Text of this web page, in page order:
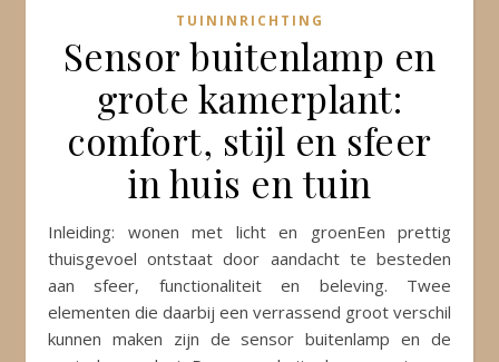
TUININRICHTING
Sensor buitenlamp en
grote kamerplant:
comfort, stijl en sfeer
in huis en tuin
Inleiding: wonen met licht en groenEen prettig
thuisgevoel ontstaat door aandacht te besteden
aan sfeer, functionaliteit en beleving. Twee
elementen die daarbij een verrassend groot verschil
kunnen maken zijn de sensor buitenlamp en de